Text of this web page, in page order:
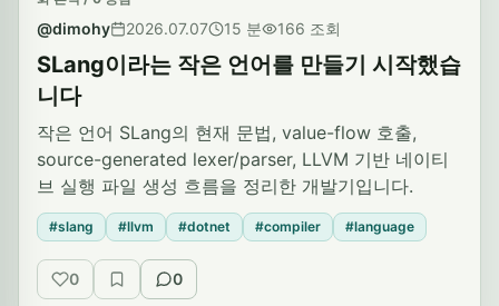
@dimohy 2026.07.07 15 분 166 조회
SLang이라는 작은 언어를 만들기 시작했습
니다
작은 언어 SLang의 현재 문법, value-flow 호출,
source-generated lexer/parser, LLVM 기반 네이티
브 실행 파일 생성 흐름을 정리한 개발기입니다.
#slang #llvm #dotnet #compiler #language
0
공감 저장 0
대화 흔적